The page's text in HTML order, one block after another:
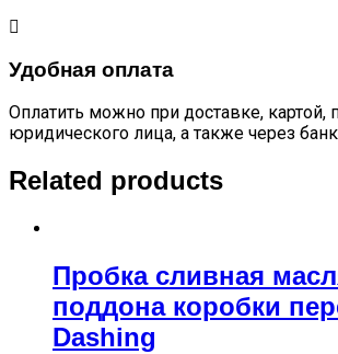
Удобная оплата
Оплатить можно при доставке, картой,
юридического лица, а также через
Related products
Пробка сливная
поддона коробки
Dashing